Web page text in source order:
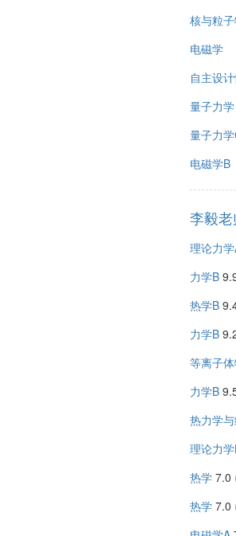
核与粒
电磁学
自主设
量子力学
量子力
电磁学B
李毅
理论力
力学B
热学B
力学B
等离子
力学B
热力学
理论力
热学 7.0
热学 7.0